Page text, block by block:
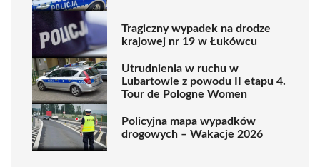
Tragiczny wypadek na drodze
krajowej nr 19 w Łukówcu
Utrudnienia w ruchu w
Lubartowie z powodu II etapu 4.
Tour de Pologne Women
Policyjna mapa wypadków
drogowych – Wakacje 2026